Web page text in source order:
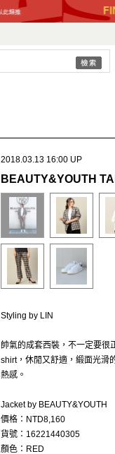
2018.03.13 16:00 UP
BEAUTY&YOUTH
Styling by LIN
帥氣的成套西裝，不一定要很
shirt，休閒又舒適，緞面光滑
熱感。
Jacket by BEAUTY&YOUTH
價格：NTD8,160
貨號：16221440305
顏色：RED